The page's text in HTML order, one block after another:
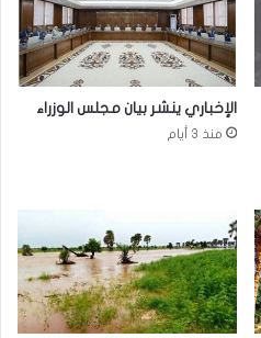
الإخباري ينشر بيان مجلس الوزراء
منذ 3 أيام